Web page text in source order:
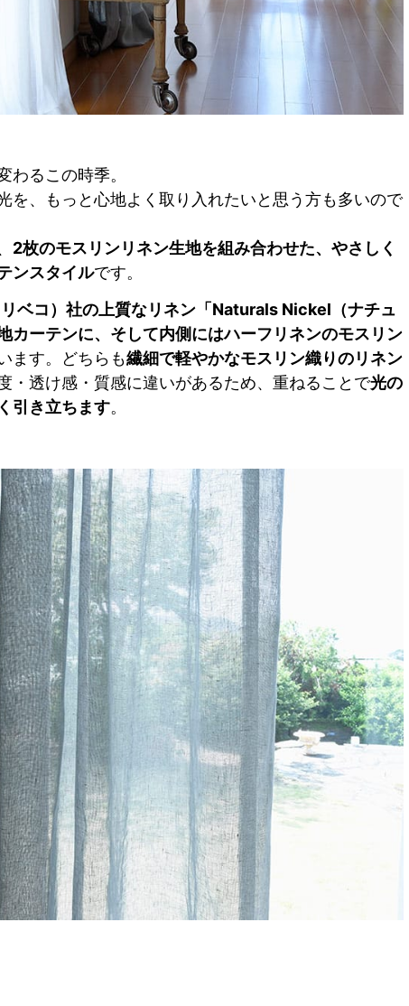
わるこの時季。
を、もっと心地よく取り入れたいと思う方も多いので
2枚のモスリンリネン生地を組み合わせた、やさしく
ンスタイルです。
ベコ）社の上質なリネン「Naturals Nickel（ナチュ
カーテンに、そして内側にはハーフリネンのモスリン
ます。どちらも繊細で軽やかなモスリン織りのリネン
・透け感・質感に違いがあるため、重ねることで光の
引き立ちます。